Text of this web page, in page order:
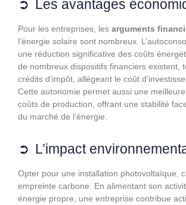
Les avantages
Pour les entreprises, les arguments
l’énergie solaire sont nombreux.
une réduction significative des coûts
de nombreux dispositifs financiers existent,
crédits d’impôt, allégeant le coût
Cette autonomie permet aussi une
coûts de production, offrant une stabilité
du marché de l’énergie.
L’impact
Opter pour une installation photovoltaïque,
empreinte carbone. En alimentant son
énergie propre, une entreprise contribue